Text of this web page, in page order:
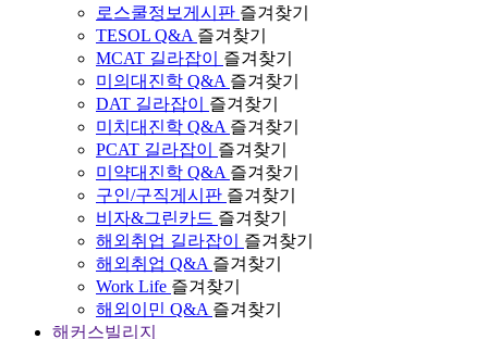
로스쿨정보게시판 즐겨찾기
TESOL Q&A 즐겨찾기
MCAT 길라잡이
즐겨찾기
미의대진학 Q&A 즐겨찾기
DAT 길라잡이
즐겨찾기
미치대진학 Q&A 즐겨찾기
PCAT 길라잡이
즐겨찾기
미약대진학 Q&A 즐겨찾기
구인/구직게시판 즐겨찾기
비자&그린카드 즐겨찾기
해외취업 길라잡이
즐겨찾기
해외취업 Q&A 즐겨찾기
Work Life 즐겨찾기
해외이민 Q&A 즐겨찾기
해커스빌리지